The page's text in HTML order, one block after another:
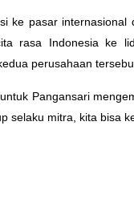
ke pasar
rasa Indonesia ke
perusahaan
Pangansari
selaku mitra, kita bisa